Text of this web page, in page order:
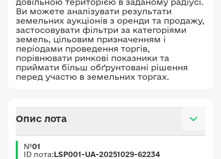
Ви можете аналізувати результати
земельних аукціонів з оренди та продажу,
застосовувати фільтри за категоріями
земель, цільовим призначенням і
періодами проведення торгів,
порівнювати ринкові показники та
приймати більш обґрунтовані рішення
перед участю в земельних торгах.
Опис лота
№01
ID лота:LSP001-UA-20251029-62234